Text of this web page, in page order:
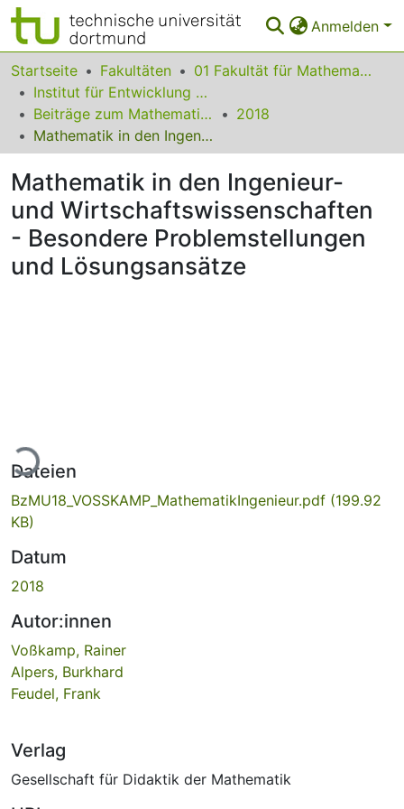
Anmelden
Bereiche & Sammlungen
Das gesamte Repositorium
Statistiken
FAQ
Leitlinien
Zurück zur Startseite
Startseite Fakultäten
01 Fakultät für Mathematik
Institut für Entwicklung und Erforschung des Mathematikunterrichts
Beiträge zum Mathematikunterricht
2018
Mathematik in den Ingenieur- und Wirtschaftswissenschaften - Besondere Problemstellungen und Lösungsansätze
Mathematik in den Ingenieur-
und Wirtschaftswissenschaften
- Besondere Problemstellungen
und Lösungsansätze
Dateien
BzMU18_VOSSKAMP_MathematikIngenieur.pdf (199.92
KB)
Datum
2018
Autor:innen
Voßkamp, Rainer
Alpers, Burkhard
Feudel, Frank
Verlag
Gesellschaft für Didaktik der Mathematik